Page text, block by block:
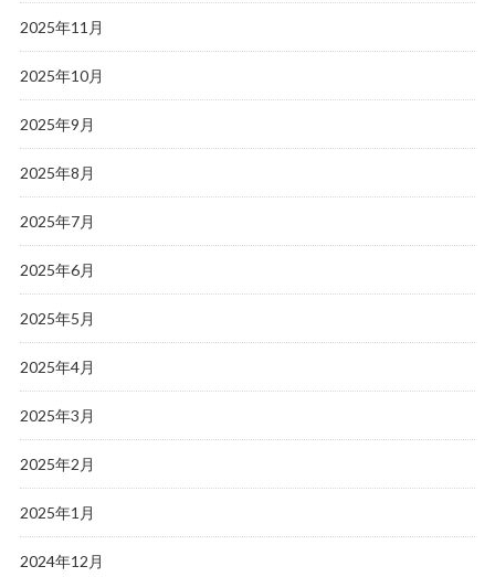
2025年11月
2025年10月
2025年9月
2025年8月
2025年7月
2025年6月
2025年5月
2025年4月
2025年3月
2025年2月
2025年1月
2024年12月